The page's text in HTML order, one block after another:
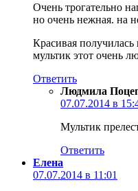
Очень трогательно
но очень нежная. на
Красивая
мультик этот очень
Ответить
Людмила
07.07.2014 в
Мультик
Ответить
Елена
07.07.2014 в 11:01